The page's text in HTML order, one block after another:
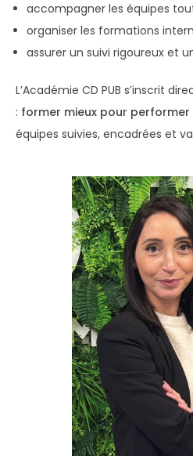
accompagner les équipes
organiser les formations
assurer un suivi rigoureux et
L’Académie CD PUB s’inscrit
: former mieux pour
équipes suivies, encadrées et